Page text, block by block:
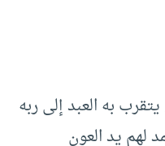
به العبد إلى ربه
لهم يد العون